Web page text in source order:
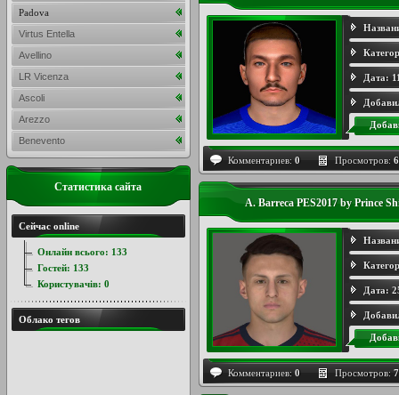
Дата:
Комментариев: 0 Просмотров:
A. Barreca PES2017 by Prince
Дата:
Комментариев: 0 Просмотров:
Padova
Virtus Entella
Avellino
LR Vicenza
Ascoli
Arezzo
Benevento
Статистика сайта
Сейчас online
Онлайн всього: 133
Гостей: 133
Користувачів: 0
Облако тегов